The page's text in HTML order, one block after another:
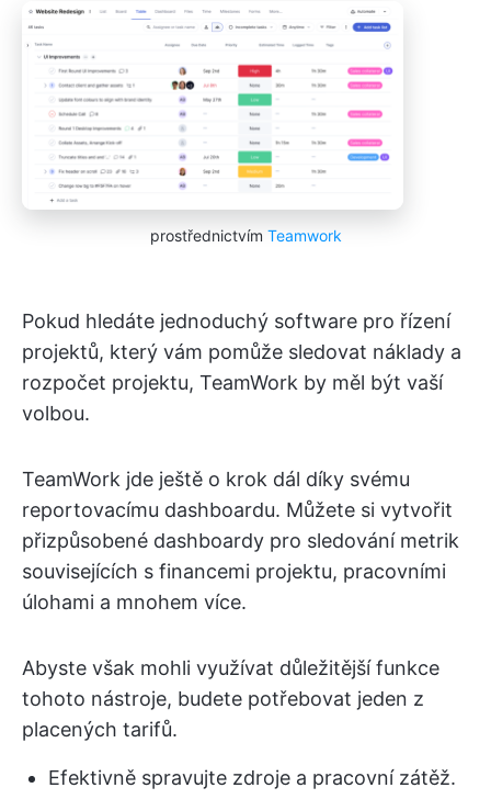
prostřednictvím Teamwork
Pokud hledáte jednoduchý software pro řízení
projektů, který vám pomůže sledovat náklady a
rozpočet projektu, TeamWork by měl být vaší
volbou.
TeamWork jde ještě o krok dál díky svému
reportovacímu dashboardu. Můžete si vytvořit
přizpůsobené dashboardy pro sledování metrik
souvisejících s financemi projektu, pracovními
úlohami a mnohem více.
Abyste však mohli využívat důležitější funkce
tohoto nástroje, budete potřebovat jeden z
placených tarifů.
Efektivně spravujte zdroje a pracovní zátěž.